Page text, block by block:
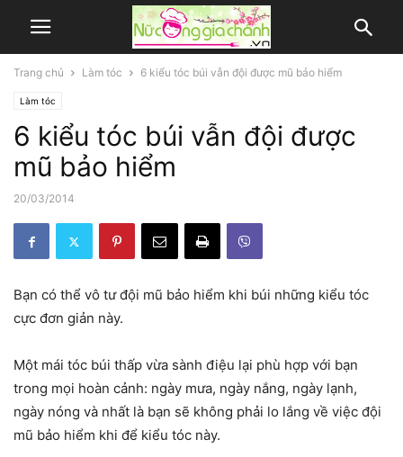
Trang chủ Làm tóc 6 kiểu tóc búi vẫn đội được mũ bảo hiểm
Làm tóc
6 kiểu tóc búi vẫn đội được
mũ bảo hiểm
20/03/2014
Bạn có thể vô tư đội mũ bảo hiểm khi búi những kiểu tóc
cực đơn giản này.
Một mái tóc búi thấp vừa sành điệu lại phù hợp với bạn
trong mọi hoàn cảnh: ngày mưa, ngày nắng, ngày lạnh,
ngày nóng và nhất là bạn sẽ không phải lo lắng về việc đội
mũ bảo hiểm khi để kiểu tóc này.